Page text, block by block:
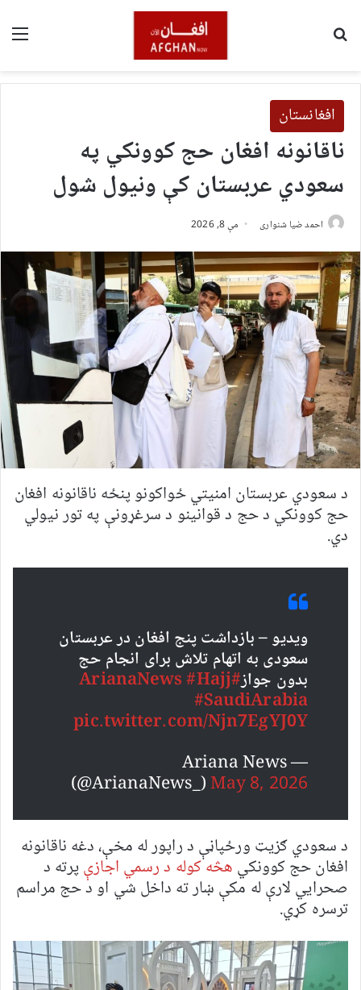
افغانستان
ناقانونه افغان حج کوونکي په
سعودي عربستان کې ونیول شول
احمد ضیا شنواری مې 8, 2026
د سعودي عربستان امنیتي ځواکونو پنځه ناقانونه افغان
حج کوونکي د حج د قوانینو د سرغړونې په تور نیولي
دي.
ویدیو – بازداشت پنج افغان در عربستان
سعودی به اتهام تلاش برای انجام حج
بدون جواز#ArianaNews
#Hajj
#SaudiArabia
pic.twitter.com/Njn7EgYJ0Y
— Ariana News
(@ArianaNews_)May 8, 2026
د سعودي ګزیټ ورځپاڼې د راپور له مخې، دغه ناقانونه
افغان حج کوونکي هڅه کوله د رسمي اجازېپرته د
صحرايي لارې له مکې ښار ته داخل شي او د حج مراسم
ترسره کړي.